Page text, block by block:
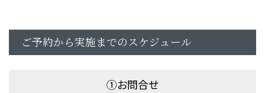
ご予約から実施までのスケジュール
①お問合せ